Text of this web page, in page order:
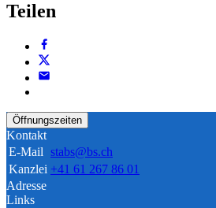
Teilen
Öffnungszeiten
Kontakt
E-Mail stabs@bs.ch
Kanzlei +41 61 267 86 01
Adresse
Links